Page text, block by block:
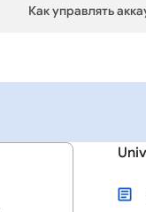
Как управлять